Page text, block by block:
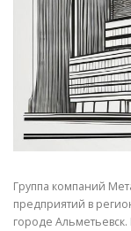
СТАТЬИ
Группа компаний
предприятий в
городе Альметьевск.